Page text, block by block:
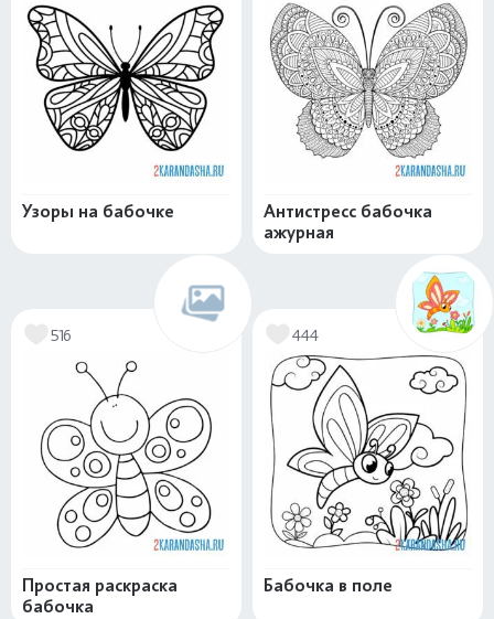
Узоры на бабочке
Антистресс бабочка
ажурная
516
Простая раскраска
бабочка
444
Бабочка в поле